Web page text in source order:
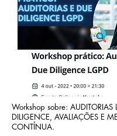
Workshop sobre: AUDITORIAS
DILIGENCE, AVALIAÇÕES E
CONTÍNUA.